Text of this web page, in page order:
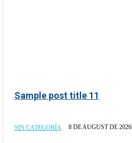
Sample post title 11
SIN CATEGORÍA 8 DE AUGUST DE 2026